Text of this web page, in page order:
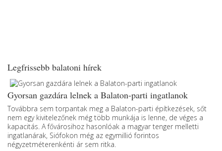
Legfrissebb balatoni hírek
Gyorsan gazdára lelnek a Balaton-parti ingatlanok
Továbbra sem torpantak meg a Balaton-parti építkezések, sőt
nem egy kivitelezőnek még több munkája is lenne, de véges a
kapacitás. A fővárosihoz hasonlóak a magyar tenger melletti
ingatlanárak, Siófokon még az egymillió forintos
négyzetméterenkénti ár sem ritka.